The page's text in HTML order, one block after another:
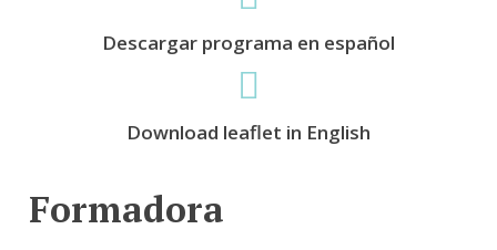
Descargar programa en español
Download leaflet in English
Formadora